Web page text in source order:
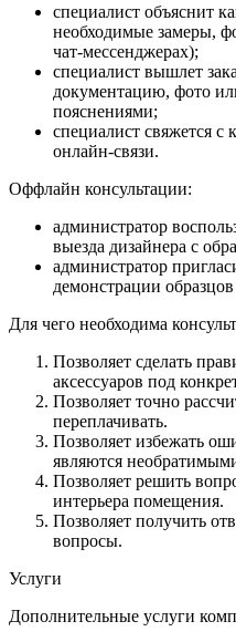
специалист объяснит
необходимые замеры,
чат-мессенджерах);
специалист вышлет
документацию, фото
пояснениями;
специалист свяжется с
онлайн-связи.
Оффлайн консультации:
администратор
выезда дизайнера с
администратор
демонстрации
Для чего необходима
Позволяет сделать
аксессуаров под
Позволяет точно
переплачивать.
Позволяет избежать
являются
Позволяет решить
интерьера помещения.
Позволяет получить
вопросы.
Услуги
Дополнительные услуги